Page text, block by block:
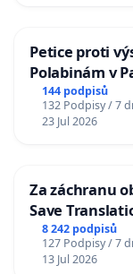
Petice proti
Polabinám v
144 podpisů
132 Podpisy / 7
23 Jul 2026
Za záchranu
Save
Charles
8 242 podpisů
127 Podpisy / 7
13 Jul 2026